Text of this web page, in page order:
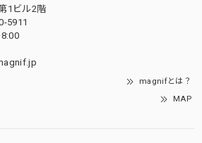
1ビル2階
5911
magnifとは？
MAP